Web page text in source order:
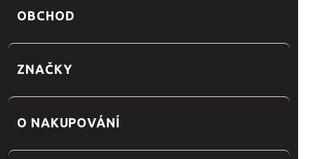
OBCHOD
ZNAČKY
O NAKUPOVÁNÍ